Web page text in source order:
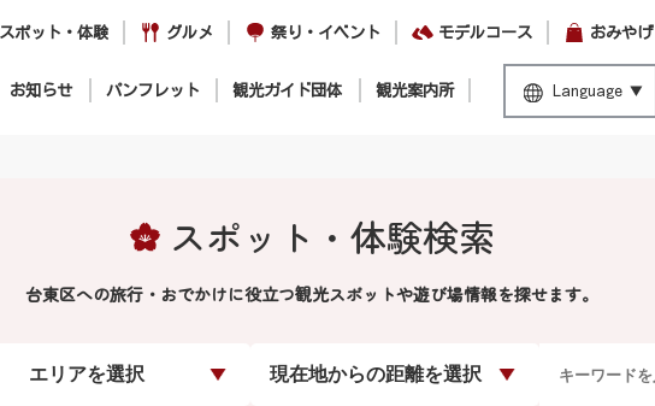
スポット・体験 グルメ 祭り・イベント モデルコース おみやげ
お知らせ パンフレット 観光ガイド団体 観光案内所 Language
スポット・体験検索
台東区への旅行・おでかけに役立つ観光スポットや遊び場情報を探せます。
エリアを選択 現在地からの距離を選択